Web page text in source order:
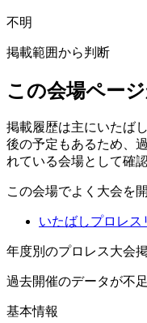
不明
掲載範囲から判断
この会場ペー
掲載履歴は主にいたば
後の予定もあるため、
れている会場として確
この会場でよく大会を
いたばしプロレス
年度別のプロレス大会
過去開催のデータが不
基本情報